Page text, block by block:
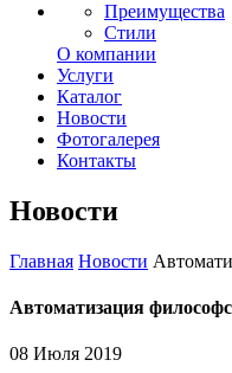
Преимущества
Стили
О компании
Услуги
Каталог
Новости
Фотогалерея
Контакты
Новости
Главная Новости
Автоматизация
08 Июля 2019